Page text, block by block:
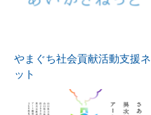
やまぐち社会貢献活動支援ネ
ット